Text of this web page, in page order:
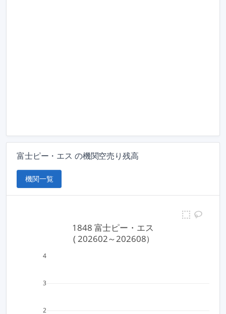
富士ピー・エス の機関空売り残高
機関一覧
2
3
4
1848 富士ピー・エス
( 202602～202608）